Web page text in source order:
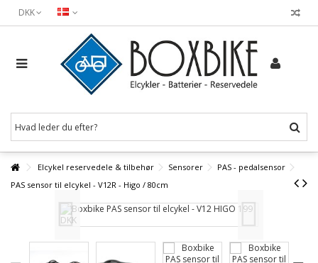
DKK
Elcykel reservedele & tilbehør Sensorer
PAS - pedalsensor
PAS sensor til elcykel - V12R - Higo / 80cm